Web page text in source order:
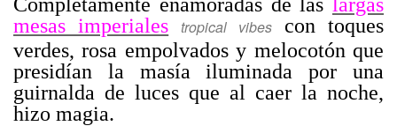
mesas imperiales
tropical vibescon toques
verdes, rosa empolvados y melocotón que
presidían la masía iluminada por una
guirnalda de luces que al caer la noche,
hizo magia.